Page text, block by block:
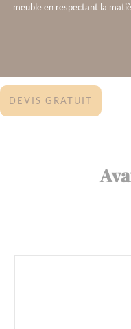
meuble en respectant la
DEVIS GRATUIT